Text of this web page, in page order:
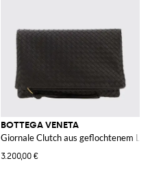
BOTTEGA VENETA
Giornale Clutch aus geflochtenem
3.200,00 €